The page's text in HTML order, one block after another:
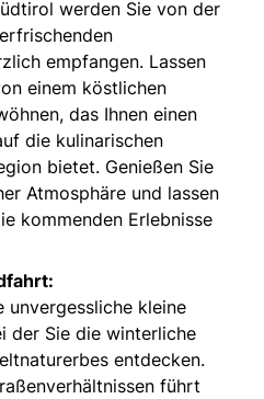
werden Sie von der
empfangen. Lassen
einem köstlichen
das Ihnen einen
die kulinarischen
bietet. Genießen Sie
Atmosphäre und lassen
kommenden Erlebnisse
unvergessliche kleine
der Sie die winterliche
entdecken.
führt